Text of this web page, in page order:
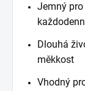
Jemný
Dlouhá
měkkost
Vhodný